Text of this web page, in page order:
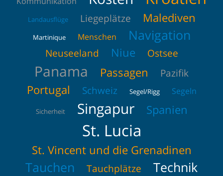
Landausflüge Liegeplätze Malediven
Martinique Menschen Navigation
Neuseeland Niue Ostsee
Panama Passagen Pazifik
Portugal Schweiz Segel/Rigg Segeln
Sicherheit Singapur Spanien
St. Lucia
St. Vincent und die Grenadinen
Tauchen Tauchplätze Technik